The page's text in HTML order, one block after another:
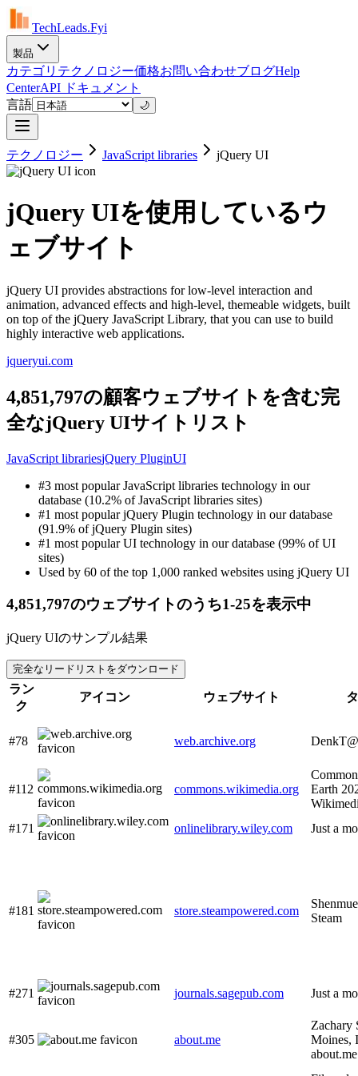
TechLeads.Fyi
製品
カテゴリ テクノロジー価格お問い合わせブログHelp
CenterAPI ドキュメント
言語
🌙
テクノロジー JavaScript libraries jQuery UI
jQuery UIを使用しているウ
ェブサイト
jQuery UI provides abstractions for low-level interaction and
animation, advanced effects and high-level, themeable widgets, built
on top of the jQuery JavaScript Library, that you can use to build
highly interactive web applications.
jqueryui.com
4,851,797の顧客ウェブサイトを含む完
全なjQuery UIサイトリスト
JavaScript librariesjQuery PluginUI
#3 most popular JavaScript libraries technology in our
database (10.2% of JavaScript libraries sites)
#1 most popular jQuery Plugin technology in our database
(91.9% of jQuery Plugin sites)
#1 most popular UI technology in our database (99% of UI
sites)
Used by 60 of the top 1,000 ranked websites using jQuery UI
4,851,797のウェブサイトのうち1-25を表示中
jQuery UIのサンプル結果
完全なリードリストをダウンロード
ラン
ク
アイコン ウェブサイト
#78 web.archive.org
#112 commons.wikimedia.org
Earth
#171
onlinelibrary.wiley.com Just a
#181 store.steampowered.com
Steam
#271 journals.sagepub.com Just a
#305 about.me
Zachary
Moines,
about.me